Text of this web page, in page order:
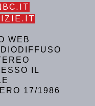
WEB
IL
17/1986